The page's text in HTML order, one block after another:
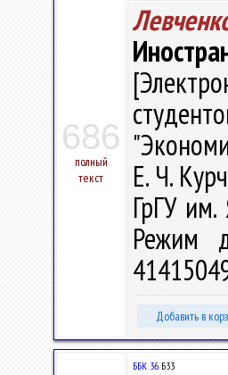
686
полный
текст
Е. Ч.
ГрГУ
Режим
Добавить в
ББК 36.Б33